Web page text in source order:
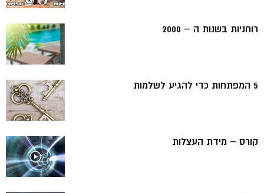
רוחניות בשנות ה – 2000
5 המפתחות כדי להגיע לשלמות
קורס – מידת העצלות